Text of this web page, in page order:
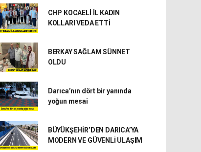
CHP KOCAELİ İL KADIN
KOLLARI VEDA ETTİ
BERKAY SAĞLAM SÜNNET
OLDU
Darıca’nın dört bir yanında
yoğun mesai
BÜYÜKŞEHİR’DEN DARICA’YA
MODERN VE GÜVENLİ ULAŞIM